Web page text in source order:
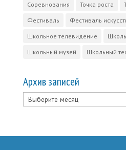
Соревнования Точка роста
Фестиваль Фестиваль
Школьное телевидение
Школьный музей Школьный
Архив записей
Архив
записей